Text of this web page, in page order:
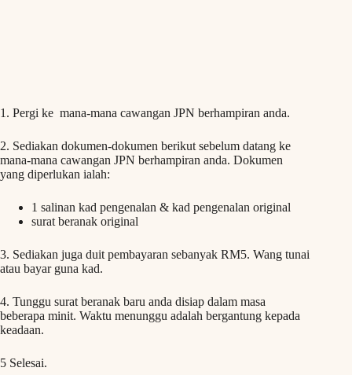
1. Pergi ke mana-mana cawangan JPN berhampiran anda.
2. Sediakan dokumen-dokumen berikut sebelum datang ke
mana-mana cawangan JPN berhampiran anda. Dokumen
yang diperlukan ialah:
1 salinan kad pengenalan & kad pengenalan original
surat beranak original
3. Sediakan juga duit pembayaran sebanyak RM5. Wang tunai
atau bayar guna kad.
4. Tunggu surat beranak baru anda disiap dalam masa
beberapa minit. Waktu menunggu adalah bergantung kepada
keadaan.
5 Selesai.